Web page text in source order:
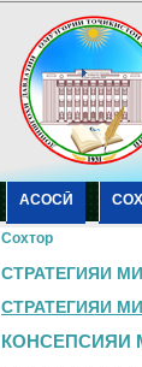
АСОСӢ
Сохтор
СТРАТЕГИЯИ
СТРАТЕГИЯИ
КОНСЕПСИЯИ